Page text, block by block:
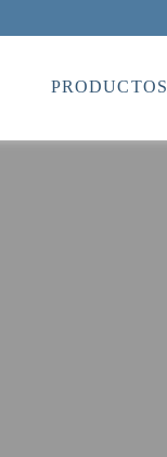
PRODUCTOS